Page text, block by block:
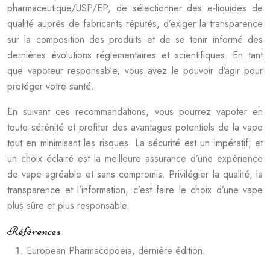
pharmaceutique/USP/EP, de sélectionner des e-liquides de
qualité auprès de fabricants réputés, d’exiger la transparence
sur la composition des produits et de se tenir informé des
dernières évolutions réglementaires et scientifiques. En tant
que vapoteur responsable, vous avez le pouvoir d’agir pour
protéger votre santé.
En suivant ces recommandations, vous pourrez vapoter en
toute sérénité et profiter des avantages potentiels de la vape
tout en minimisant les risques. La sécurité est un impératif, et
un choix éclairé est la meilleure assurance d’une expérience
de vape agréable et sans compromis. Privilégier la qualité, la
transparence et l’information, c’est faire le choix d’une vape
plus sûre et plus responsable.
Références
European Pharmacopoeia, dernière édition.